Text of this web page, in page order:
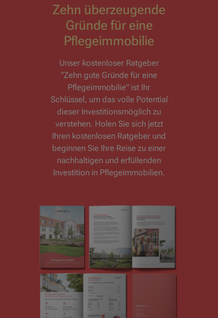
Zehn überzeugende
Gründe für eine
Pflegeimmobilie
Unser kostenloser Ratgeber
"Zehn gute Gründe für eine
Pflegeimmobilie" ist Ihr
Schlüssel, um das volle Potential
dieser Investitionsmöglich zu
verstehen. Holen Sie sich jetzt
Ihren kostenlosen Ratgeber und
beginnen Sie Ihre Reise zu einer
nachhaltigen und erfüllenden
Investition in Pflegeimmobilien.